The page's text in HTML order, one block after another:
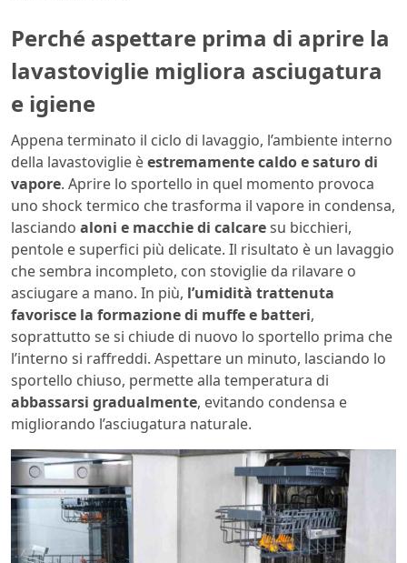
Perché aspettare prima di aprire la
lavastoviglie migliora asciugatura
e igiene
Appena terminato il ciclo di lavaggio, l’ambiente interno
della lavastoviglie èestremamente caldo e saturo di
vapore. Aprire lo sportello in quel momento provoca
uno shock termico che trasforma il vapore in condensa,
lasciando aloni e macchie di calcaresu bicchieri,
pentole e superfici più delicate. Il risultato è un lavaggio
che sembra incompleto, con stoviglie da rilavare o
asciugare a mano. In più, l’umidità trattenuta
favorisce la formazione di muffe e batteri,
soprattutto se si chiude di nuovo lo sportello prima che
l’interno si raffreddi. Aspettare un minuto, lasciando lo
sportello chiuso, permette alla temperatura di
abbassarsi gradualmente, evitando condensa e
migliorando l’asciugatura naturale.